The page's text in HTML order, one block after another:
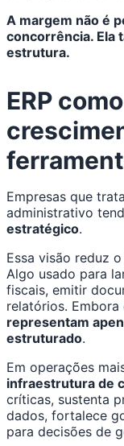
A margem não é
concorrência. Ela
estrutura.
ERP
Empresas que
administrativo
estratégico.
Essa visão reduz
Algo usado para
fiscais, emitir
relatórios. Embora
representam
estruturado.
Em operações
infraestrutura de
críticas, sustenta
dados, fortalece
para decisões de